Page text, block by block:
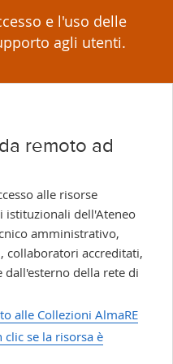
e l'uso delle
agli utenti.
remoto ad
alle risorse
istituzionali dell'Ateneo
amministrativo,
collaboratori accreditati,
dall'esterno della rete di
alle Collezioni AlmaRE
se la risorsa è